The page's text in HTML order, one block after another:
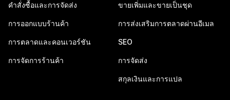
คำสั่งซื้อและการจัดส่ง
การออกแบบร้านค้า
การตลาดและคอนเวอร์ชัน
การจัดการร้านค้า
ขายเพิ่มและขายเป็นชุด
การส่งเสริมการตลาดผ่านอีเมล
SEO
การจัดส่ง
สกุลเงินและการแปล